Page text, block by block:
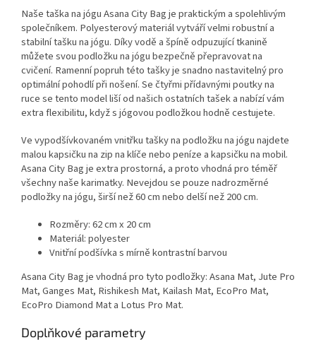
Naše taška na jógu Asana City Bag je praktickým a spolehlivým
společníkem. Polyesterový materiál vytváří velmi robustní a
stabilní tašku na jógu. Díky vodě a špíně odpuzující tkanině
můžete svou podložku na jógu bezpečně přepravovat na
cvičení. Ramenní popruh této tašky je snadno nastavitelný pro
optimální pohodlí při nošení. Se čtyřmi přídavnými poutky na
ruce se tento model liší od našich ostatních tašek a nabízí vám
extra flexibilitu, když s jógovou podložkou hodně cestujete.
Ve vypodšívkovaném vnitřku tašky na podložku na jógu najdete
malou kapsičku na zip na klíče nebo peníze a kapsičku na mobil.
Asana City Bag je extra prostorná, a proto vhodná pro téměř
všechny naše karimatky. Nevejdou se pouze nadrozměrné
podložky na jógu, širší než 60 cm nebo delší než 200 cm.
Rozměry: 62 cm x 20 cm
Materiál: polyester
Vnitřní podšívka s mírně kontrastní barvou
Asana City Bag je vhodná pro tyto podložky: Asana Mat, Jute Pro
Mat, Ganges Mat, Rishikesh Mat, Kailash Mat, EcoPro Mat,
EcoPro Diamond Mat a Lotus Pro Mat.
Doplňkové parametry